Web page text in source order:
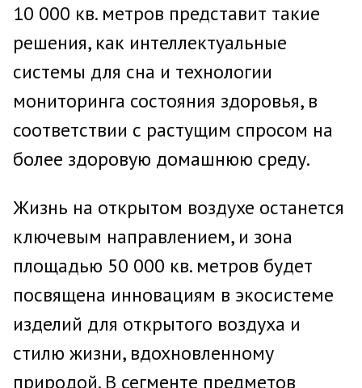
10 000 кв. метров представит такие
решения, как интеллектуальные
системы для сна и технологии
мониторинга состояния здоровья, в
соответствии с растущим спросом на
более здоровую домашнюю среду.
Жизнь на открытом воздухе останется
ключевым направлением, и зона
площадью 50 000 кв. метров будет
посвящена инновациям в экосистеме
изделий для открытого воздуха и
стилю жизни, вдохновленному
природой. В сегменте предметов